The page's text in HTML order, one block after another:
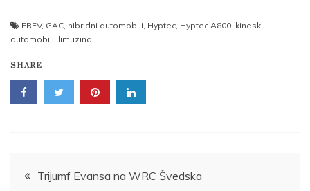
EREV, GAC, hibridni automobili, Hyptec, Hyptec A800, kineski
automobili, limuzina
SHARE
Post
Trijumf Evansa na WRC Švedska